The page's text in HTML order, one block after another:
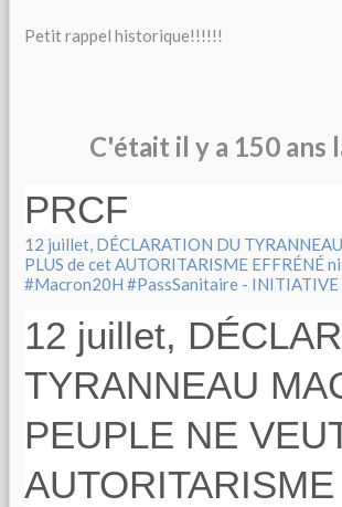
Petit rappel historique!!!!!!
C'était il y a 150 ans
PRCF
12 juillet, DÉCLARATION DU
PLUS de cet AUTORITARISME EFFRÉNÉ
#Macron20H #PassSanitaire -
12 juillet,
TYRANNEAU
PEUPLE NE